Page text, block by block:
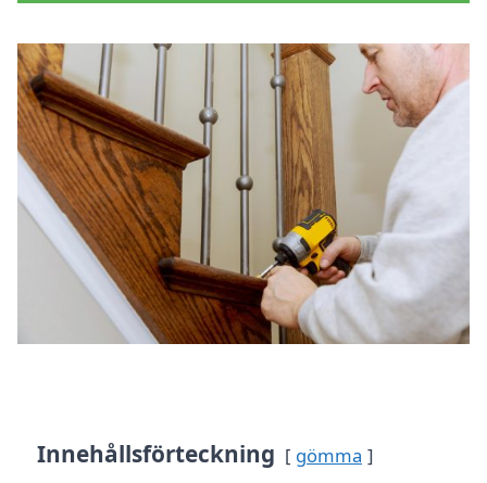
Innehållsförteckning gömma